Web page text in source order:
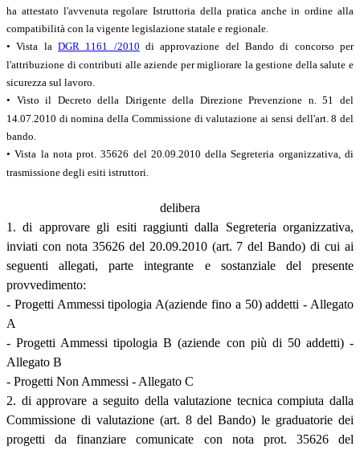
ha attestato l'avvenuta regolare Istruttoria della pratica anche in ordine alla
compatibilità con la vigente legislazione statale e regionale.
• Vista la DGR 1161 /2010 di approvazione del Bando di concorso per
l'attribuzione di contributi alle aziende per migliorare la gestione della salute e
sicurezza sul lavoro.
• Visto il Decreto della Dirigente della Direzione Prevenzione n. 51 del
14.07.2010 di nomina della Commissione di valutazione ai sensi dell'art. 8 del
bando.
• Vista la nota prot. 35626 del 20.09.2010 della Segreteria organizzativa, di
trasmissione degli esiti istruttori.
delibera
1. di approvare gli esiti raggiunti dalla Segreteria organizzativa,
inviati con nota 35626 del 20.09.2010 (art. 7 del Bando) di cui ai
seguenti allegati, parte integrante e sostanziale del presente
provvedimento:
- Progetti Ammessi tipologia A(aziende fino a 50) addetti - Allegato
A
- Progetti Ammessi tipologia B (aziende con più di 50 addetti) -
Allegato B
- Progetti Non Ammessi - Allegato C
2. di approvare a seguito della valutazione tecnica compiuta dalla
Commissione di valutazione (art. 8 del Bando) le graduatorie dei
progetti da finanziare comunicate con nota prot. 35626 del